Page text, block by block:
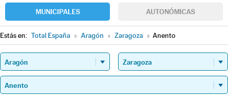
MUNICIPALES AUTONÓMICAS
Estás en: Total España » Aragón » Zaragoza » Anento